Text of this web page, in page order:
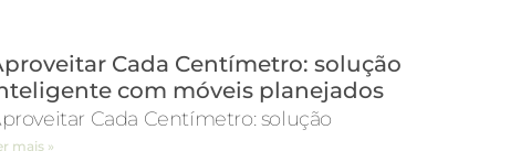
Cada Centímetro: solução
com móveis planejados
Cada Centímetro: solução
mais »